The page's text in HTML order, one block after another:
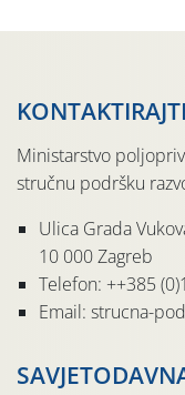
Ministarstvo
stručnu podršku
Ulica Grada
10 000 Zagreb
Telefon: ++385
Email: strucna-